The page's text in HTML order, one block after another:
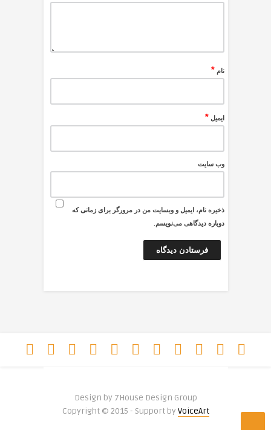
نام*
ایمیل*
وب‌ سایت
ذخیره نام، ایمیل و وبسایت من در مرورگر برای زمانی که
دوباره دیدگاهی می‌نویسم.
Design by 7House Design Group
Copyright © 2015 - Support byVoiceArt